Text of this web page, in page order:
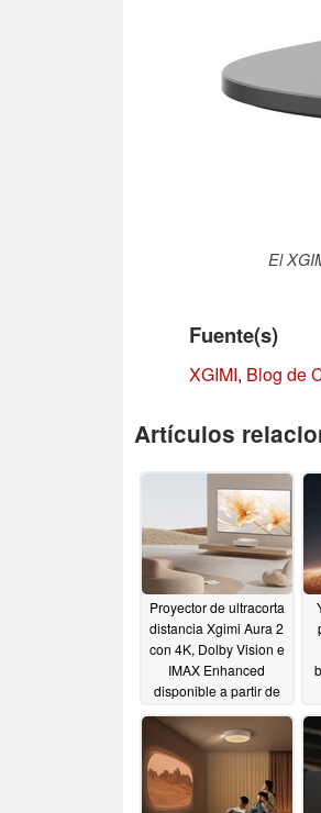
El
Fuente(s)
XGIMI, Blog de
Artículos
Proyector de ultracorta
distancia Xgimi Aura 2
con 4K, Dolby Vision e
IMAX Enhanced
disponible a partir de
09/06/2024